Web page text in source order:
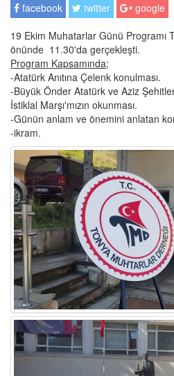
facebook
twitter
google
19 Ekim Muhatarlar Günü Programı
önünde 11.30'da gerçekleşti.
Program Kapsamında;
-Atatürk Anıtına Çelenk konulması.
-Büyük Önder Atatürk ve Aziz
İstiklal Marşı'mızın okunması.
-Günün anlam ve önemini anlatan
-ikram.